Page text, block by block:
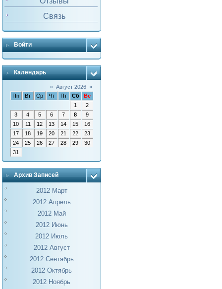
Связь
Войти
Календарь
« Август 2026 »
Пн
Вт Ср Чт Пт Сб
Вс
1
2
3
4 5 6 7 8
9
10
11 12 13 14 15
16
17
18 19 20 21 22
23
24
25 26 27 28 29
30
31
Архив Записей
2012 Март
2012 Апрель
2012 Май
2012 Июнь
2012 Июль
2012 Август
2012 Сентябрь
2012 Октябрь
2012 Ноябрь